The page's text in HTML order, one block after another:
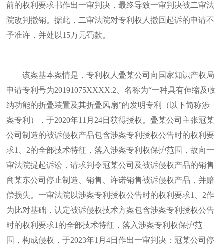
前的权利要求书作出一审判决，最终导致一审判决被二审法
院改判撤销。据此，二审法院对专利权人撤回起诉的申请不
予准许，并处以15万元罚款。
该案基本案情是，专利权人叠某公司向国家知识产权局
申请专利号为20191075XXXX.2、名称为“一种具有伸缩及收
纳功能的折叠装置及其折叠风扇”的发明专利（以下简称涉
案专利），于2020年11月24日获得授权。叠某公司主张冠某
公司制造的被诉侵权产品包含涉案专利授权公告时的权利要
求1、2的全部技术特征，落入涉案专利权保护范围，故向一
审法院提起诉讼，请求判令冠某公司及被诉侵权产品的销售
商某东公司停止制造、销售、许诺销售被诉侵权产品，并赔
偿损失。一审法院以涉案专利授权公告时的权利要求1、2作
为比对基础，认定被诉侵权技术方案包含涉案专利授权公告
时的权利要求1的全部技术特征，落入涉案专利权保护范
围，构成侵权，于2023年1月4日作出一审判决：冠某公司停